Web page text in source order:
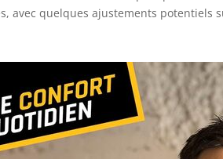
avec quelques ajustements potentiels